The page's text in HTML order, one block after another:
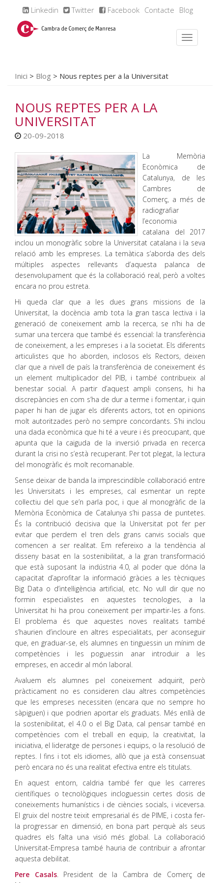
Linkedin Twitter Facebook Contacte Blog
Inici > Blog > Nous reptes per a la Universitat
NOUS REPTES PER A LA
UNIVERSITAT
20-09-2018
La Memòria
Econòmica de
Catalunya, de les
Cambres de
Comerç, a més de
radiografiar
l’economia
catalana del 2017
inclou un monogràfic sobre la Universitat catalana i la seva
relació amb les empreses. La temàtica s’aborda des dels
múltiples aspectes rellevants d’aquesta palanca de
desenvolupament que és la col·laboració real, però a voltes
encara no prou estreta.
Hi queda clar que a les dues grans missions de la
Universitat, la docència amb tota la gran tasca lectiva i la
generació de coneixement amb la recerca, se n’hi ha de
sumar una tercera que també és essencial: la transferència
de coneixement, a les empreses i a la societat. Els diferents
articulistes que ho aborden, inclosos els Rectors, deixen
clar que a nivell de país la transferència de coneixement és
un element multiplicador del PIB, i també contribueix al
benestar social. A partir d’aquest ampli consens, hi ha
discrepàncies en com s’ha de dur a terme i fomentar, i quin
paper hi han de jugar els diferents actors, tot en opinions
molt autoritzades però no sempre concordants. S’hi inclou
una dada econòmica que hi té a veure i és preocupant, que
apunta que la caiguda de la inversió privada en recerca
durant la crisi no s’està recuperant. Per tot plegat, la lectura
del monogràfic és molt recomanable.
Sense deixar de banda la imprescindible col·laboració entre
les Universitats i les empreses, cal esmentar un repte
col·lectiu del que se’n parla poc, i que al monogràfic de la
Memòria Econòmica de Catalunya s’hi passa de puntetes.
És la contribució decisiva que la Universitat pot fer per
evitar que perdem el tren dels grans canvis socials que
comencen a ser realitat. Em refereixo a la tendència al
disseny basat en la sostenibilitat, a la gran transformació
que està suposant la indústria 4.0, al poder que dóna la
capacitat d’aprofitar la informació gràcies a les tècniques
Big Data o d’intel·ligència artificial, etc. No vull dir que no
formin especialistes en aquestes tecnologies, a la
Universitat hi ha prou coneixement per impartir-les a fons.
El problema és que aquestes noves realitats també
s’haurien d’incloure en altres especialitats, per aconseguir
que, en graduar-se, els alumnes en tinguessin un mínim de
competències i les poguessin anar introduir a les
empreses, en accedir al món laboral.
Avaluem els alumnes pel coneixement adquirit, però
pràcticament no es consideren clau altres competències
que les empreses necessiten (encara que no sempre ho
sàpiguen) i que podrien aportar els graduats. Més enllà de
la sostenibilitat, el 4.0 o el Big Data, cal pensar també en
competències com el treball en equip, la creativitat, la
iniciativa, el lideratge de persones i equips, o la resolució de
reptes. I fins i tot els idiomes, allò que ja està consensuat
però encara no és una realitat efectiva entre els titulats.
En aquest entorn, caldria també fer que les carreres
científiques o tecnològiques incloguessin certes dosis de
coneixements humanístics i de ciències socials, i viceversa.
El gruix del nostre teixit empresarial és de PIME, i costa fer-
la progressar en dimensió, en bona part perquè als seus
quadres els falta una visió més global. La col·laboració
Universitat-Empresa també hauria de contribuir a afrontar
aquesta debilitat.
Pere Casals. President de la Cambra de Comerç de